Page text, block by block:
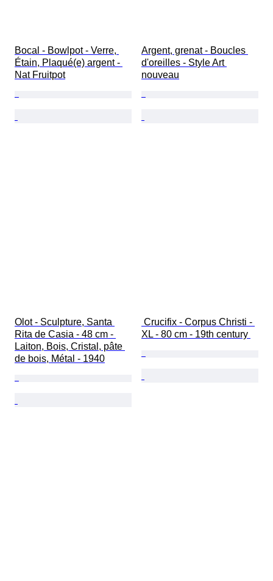
Bocal - Bowlpot - Verre,
Étain, Plaqué(e) argent -
Nat Fruitpot
Argent, grenat - Boucles
d'oreilles - Style Art
nouveau
Olot - Sculpture, Santa
Rita de Casia - 48 cm -
Laiton, Bois, Cristal, pâte
de bois, Métal - 1940
XL - 80 cm - 19th century